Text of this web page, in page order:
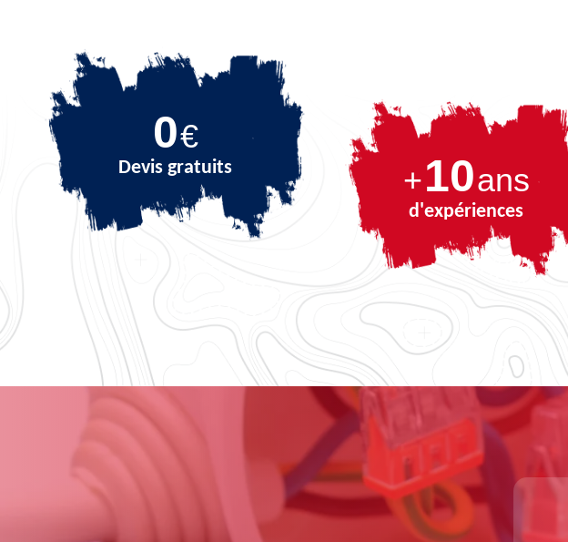
0€
Devis gratuits +10ans
d'expériences